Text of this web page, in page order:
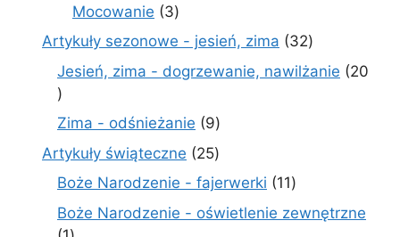
Mocowanie 33
produkty
Artykuły sezonowe - jesień, zima 3232
produkty
Jesień, zima - dogrzewanie, nawilżanie
20
20
produktów
Zima - odśnieżanie 99
produktów
Artykuły świąteczne 2525
produktów
Boże Narodzenie - fajerwerki 1111
produktów
Boże Narodzenie - oświetlenie zewnętrzne